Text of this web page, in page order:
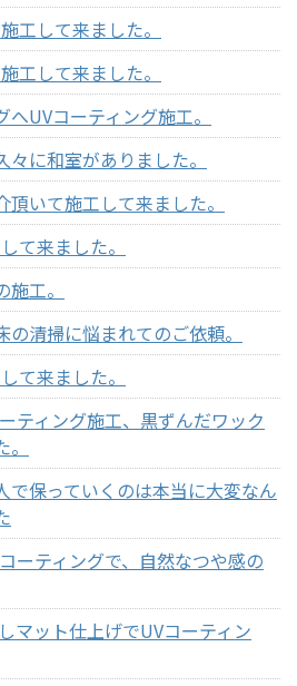
工して来ました。
工して来ました。
UVコーティング施工。
に和室がありました。
いて施工して来ました。
て来ました。
工。
清掃に悩まれてのご依頼。
て来ました。
ティング施工、黒ずんだワック
で保っていくのは本当に大変なん
ーティングで、自然なつや感の
マット仕上げでUVコーティン